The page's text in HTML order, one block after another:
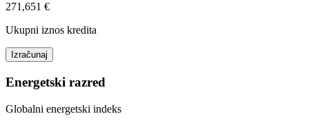
271,651 €
Ukupni iznos kredita
Izračunaj
Energetski razred
Globalni energetski indeks